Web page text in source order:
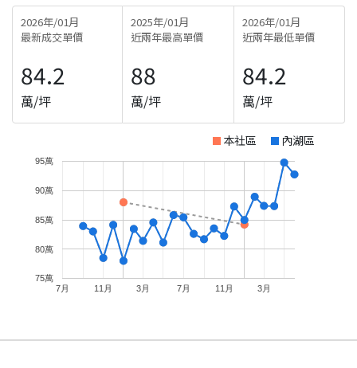
2026年/01月
最新成交單價
84.2
萬/坪
2025年/01月
近兩年最高單價
88
萬/坪
2026年/01月
近兩年最低單價
84.2
萬/坪
本社區 內湖區
7月 11月 3月 7月 11月 3月
75萬
80萬
85萬
90萬
95萬